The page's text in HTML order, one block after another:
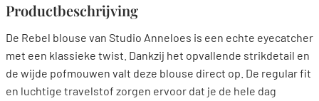
Productbeschrijving
De Rebel blouse van Studio Anneloes is een echte eyecatcher
met een klassieke twist. Dankzij het opvallende strikdetail en
de wijde pofmouwen valt deze blouse direct op. De regular fit
en luchtige travelstof zorgen ervoor dat je de hele dag